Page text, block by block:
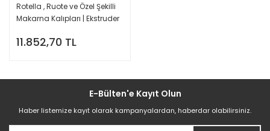
Rotella , Ruote ve Özel Şekilli
Makarna Kalıpları | Ekstruder
11.852,70 TL
E-Bülten'e Kayıt Olun
Haber listemize kayıt olarak kampanyalardan, haberdar olabilirsiniz.